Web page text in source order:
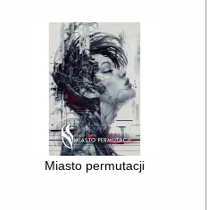
Miasto permutacji